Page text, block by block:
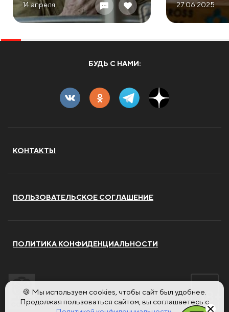
14 апреля 27.06 2025
БУДЬ С НАМИ:
КОНТАКТЫ
ПОЛЬЗОВАТЕЛЬСКОЕ СОГЛАШЕНИЕ
ПОЛИТИКА КОНФИДЕНЦИАЛЬНОСТИ
🍪 Мы используем cookies, чтобы сайт был удобнее.
Продолжая пользоваться сайтом, вы соглашаетесь с